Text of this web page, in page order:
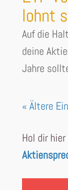
lohnt
Auf die
deine
Jahre
« Ältere
Hol dir